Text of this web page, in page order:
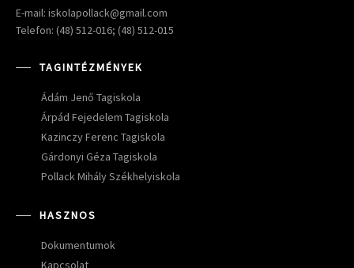
E-mail: iskolapollack@gmail.com
Telefon: (48) 512-016; (48) 512-015
TAGINTÉZMÉNYEK
Ádám Jenő Tagiskola
Árpád Fejedelem Tagiskola
Kazinczy Ferenc Tagiskola
Gárdonyi Géza Tagiskola
Pollack Mihály Székhelyiskola
HASZNOS
Dokumentumok
Kapcsolat